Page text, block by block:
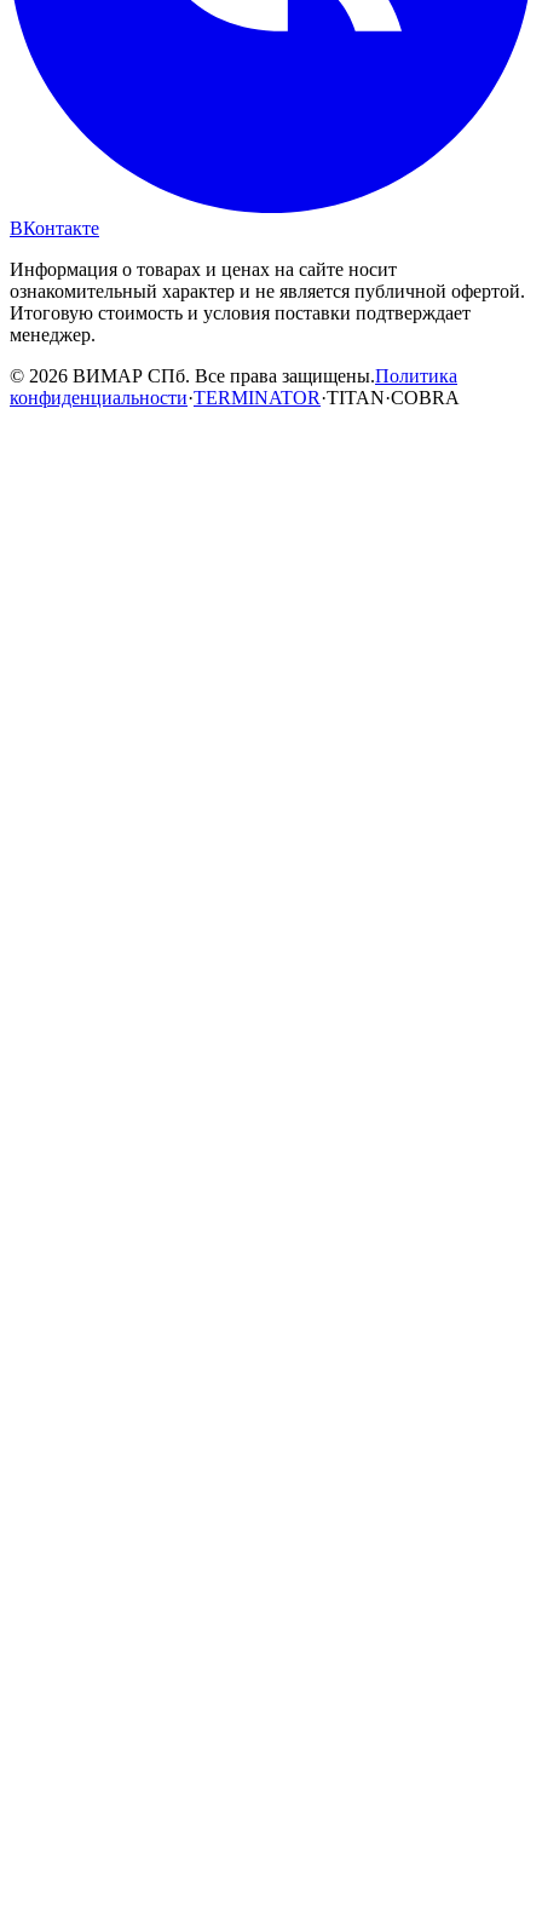
ВКонтакте
Информация о товарах и ценах на сайте носит
ознакомительный характер и не является публичной офертой.
Итоговую стоимость и условия поставки подтверждает
менеджер.
© 2026 ВИМАР СПб. Все права защищены.Политика
конфиденциальности·TERMINATOR·TITAN·COBRA